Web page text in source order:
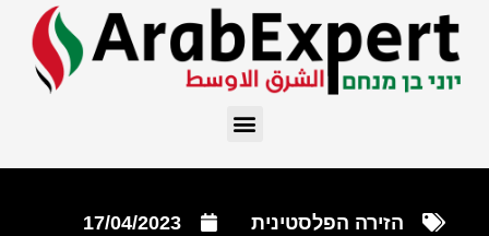
הזירה הפלסטינית 17/04/2023